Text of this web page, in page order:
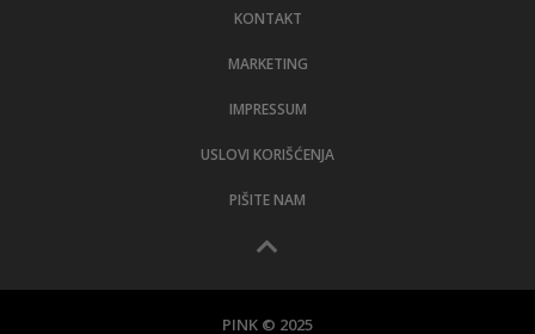
KONTAKT
MARKETING
IMPRESSUM
USLOVI KORIŠĆENJA
PIŠITE NAM
PINK © 2025